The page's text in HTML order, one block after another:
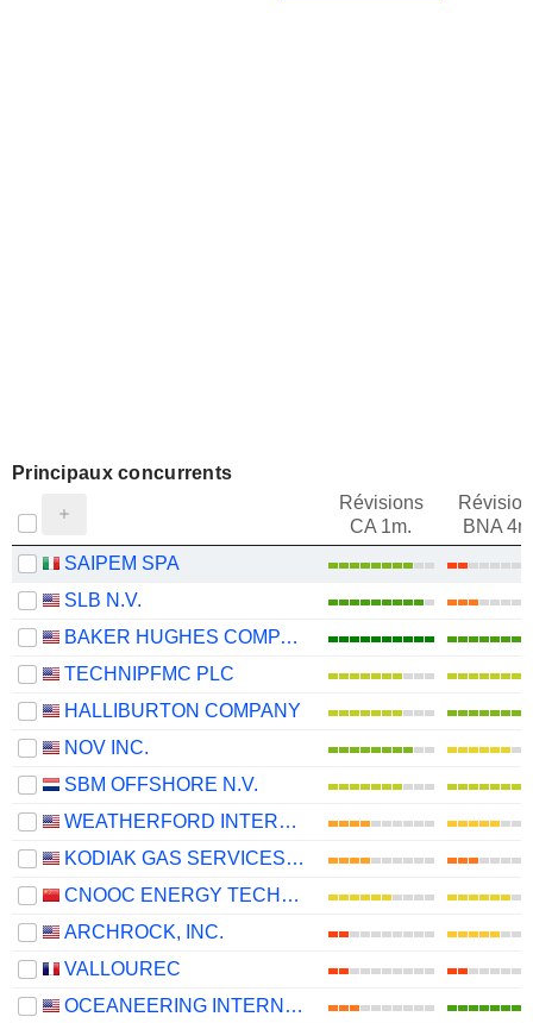
Principaux concurrents
Révisions
CA 1m.
BNA
SAIPEM SPA
SLB N.V.
BAKER HUGHES COMPANY
TECHNIPFMC PLC
HALLIBURTON COMPANY
NOV INC.
SBM OFFSHORE N.V.
WEATHERFORD INTERNATIONAL PLC
KODIAK GAS SERVICES, INC.
CNOOC ENERGY TECHNOLOGY & SERVICES LIMITED
ARCHROCK, INC.
VALLOUREC
OCEANEERING INTERNATIONAL, INC.